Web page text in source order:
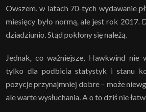
Owszem, w latach 70-tych wydawanie
miesięcy było normą, ale jest rok 2017.
dziadziunio. Stąd pokłony się należą.
Jednak, co ważniejsze, Hawkwind nie
tylko dla podbicia statystyk i stanu
pozycje przynajmniej dobre – może
ale warte wysłuchania. A o to dziś nie